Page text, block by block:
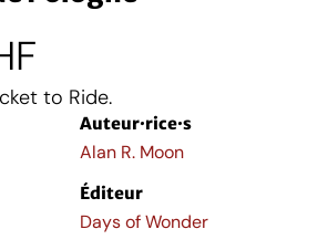
to Ride.
Auteur·rice·s
Alan R. Moon
Éditeur
Days of Wonder